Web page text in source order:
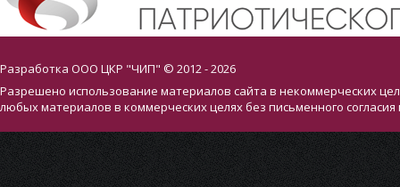
Разработка ООО ЦКР "ЧИП" © 2012 - 2026
Разрешено использование материалов сайта в некоммерческих
любых материалов в коммерческих целях без письменного согласия